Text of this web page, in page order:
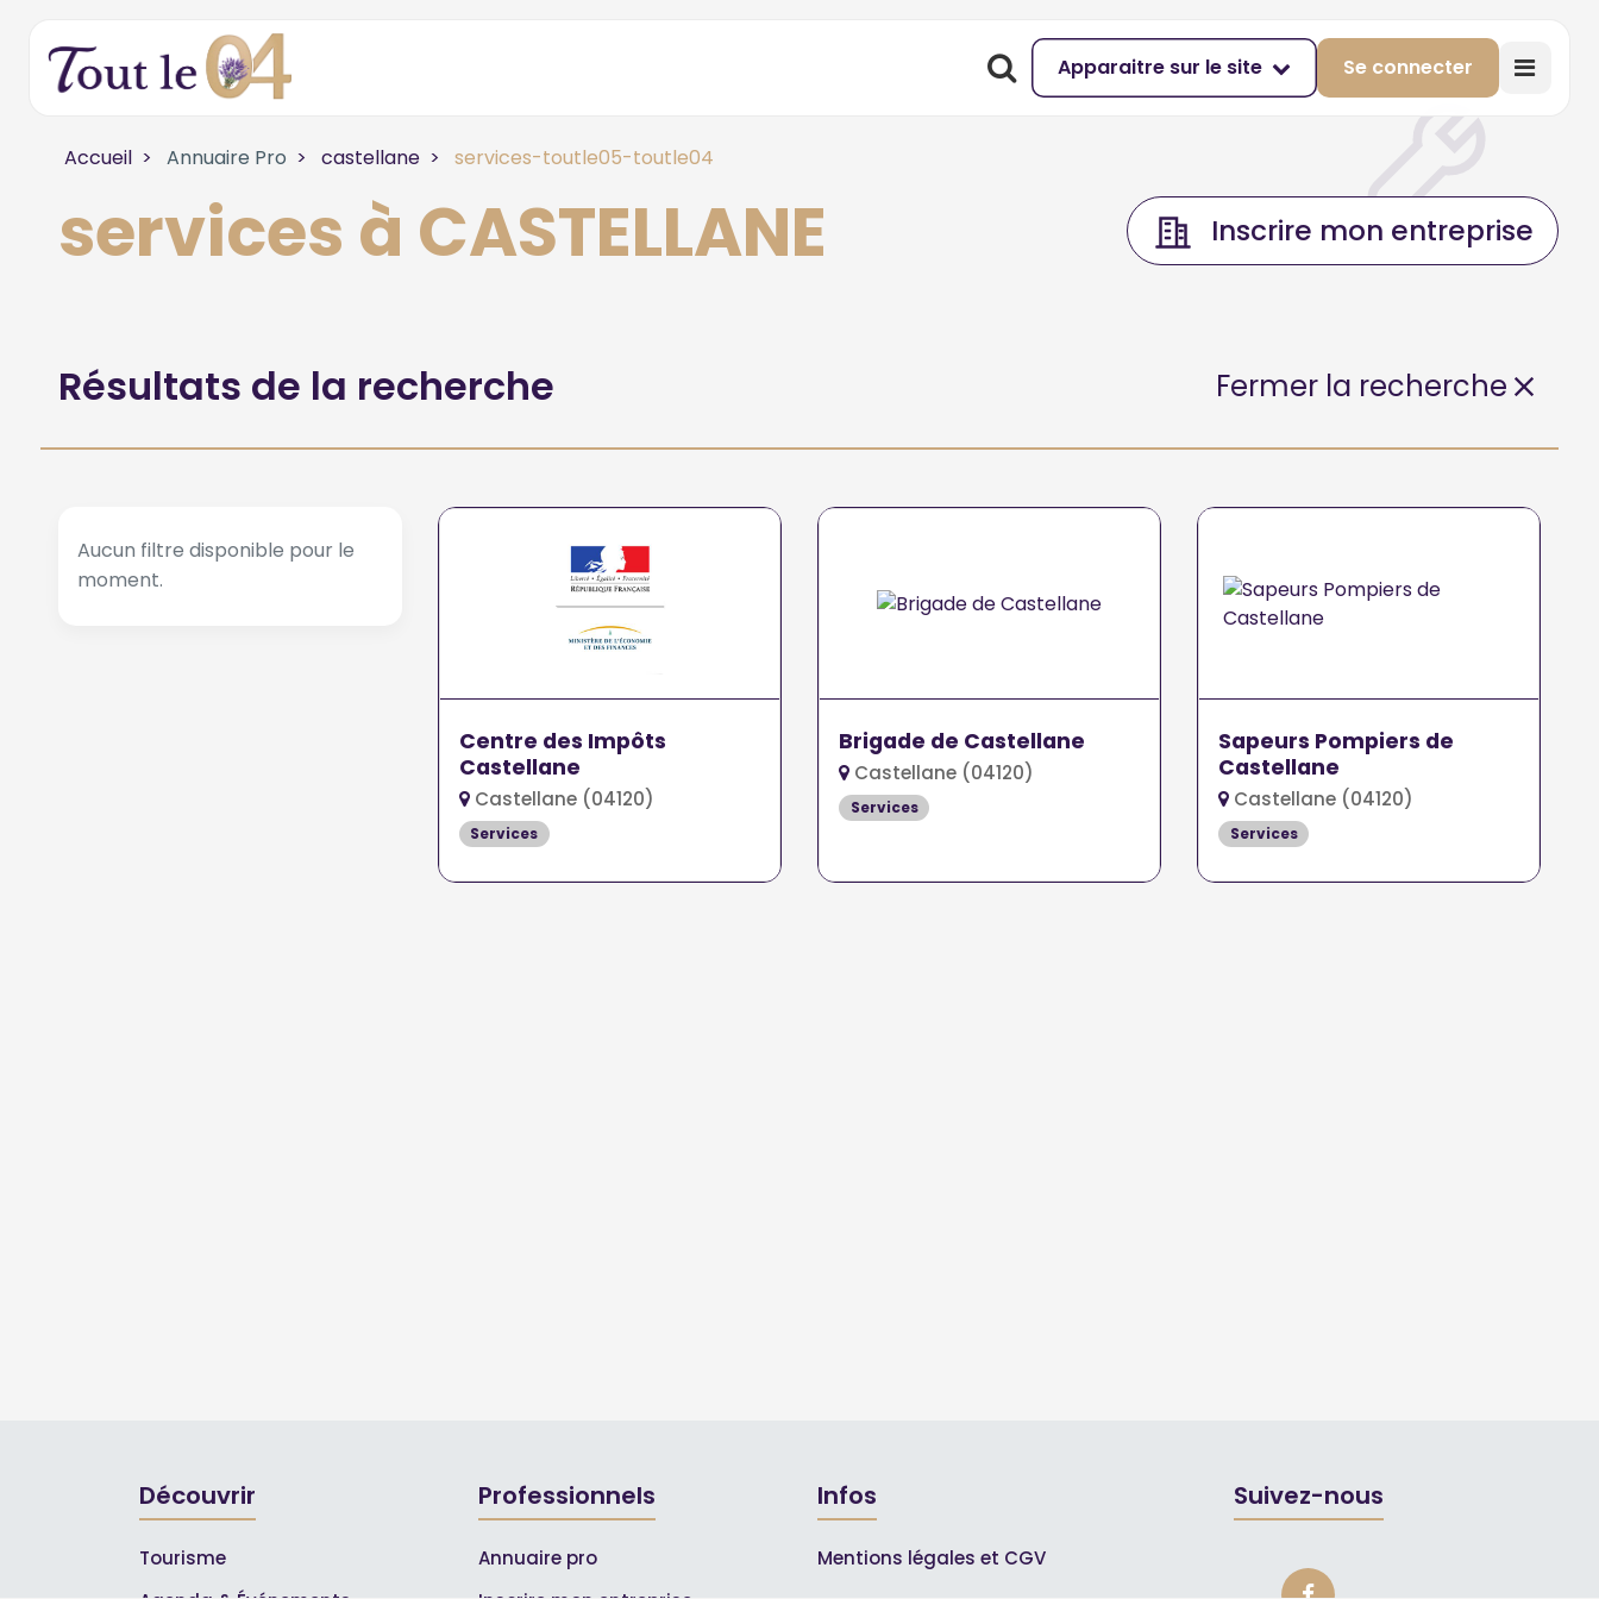
Apparaitre sur le site Se connecter
Accueil Annuaire Pro castellane services-toutle05-toutle04
services à CASTELLANE Inscrire mon entreprise
Résultats de la recherche Fermer la recherche
Aucun filtre disponible pour le
moment.
Centre des Impôts
Castellane
Castellane (04120)
Services
Brigade de Castellane
Castellane (04120)
Services
Sapeurs Pompiers de
Castellane
Castellane (04120)
Services
Découvrir
Tourisme
Professionnels
Annuaire pro
Infos
Mentions légales et CGV
Suivez-nous